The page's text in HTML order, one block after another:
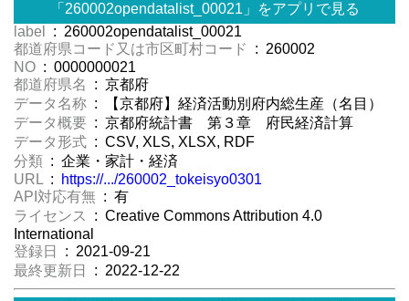
「260002opendatalist_00021」をアプリで見る
label
: 260002opendatalist_00021
都道府県コード又は市区町村コード
: 260002
NO : 0000000021
都道府県名
: 京都府
データ名称 : 【京都府】経済活動別府内総生産（名目）
データ概要 : 京都府統計書 第３章 府民経済計算
データ形式 : CSV, XLS, XLSX, RDF
分類 : 企業・家計・経済
URL :
https://.../260002_tokeisyo0301
API対応有無 : 有
ライセンス
: Creative Commons Attribution 4.0
International
登録日
: 2021-09-21
最終更新日
: 2022-12-22